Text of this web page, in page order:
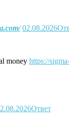
02.08.2026
money https://
Ответ